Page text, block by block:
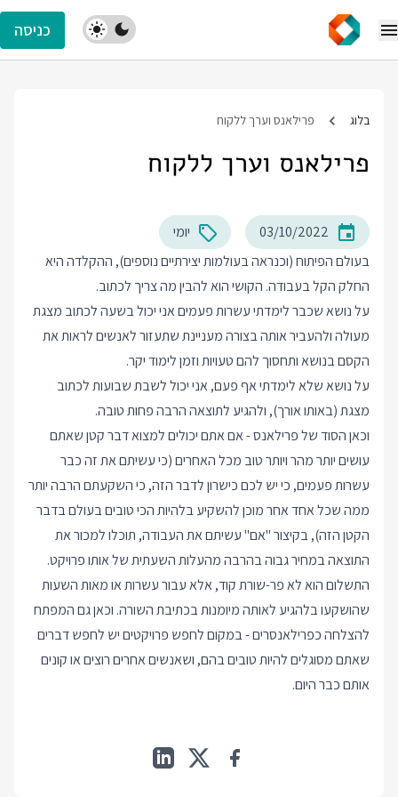
כניסה
בלוג פרילאנס וערך ללקוח
פרילאנס וערך ללקוח
03/10/2022
יומי
בעולם הפיתוח (וכנראה בעולמות יצירתיים נוספים), ההקלדה היא
החלק הקל בעבודה. הקושי הוא להבין מה צריך לכתוב.
על נושא שכבר לימדתי עשרות פעמים אני יכול בשעה לכתוב מצגת
מעולה ולהעביר אותה בצורה מעניינת שתעזור לאנשים לראות את
הקסם בנושא ותחסוך להם טעויות וזמן לימוד יקר.
על נושא שלא לימדתי אף פעם, אני יכול לשבת שבועות לכתוב
מצגת (באותו אורך), ולהגיע לתוצאה הרבה פחות טובה.
וכאן הסוד של פרילאנס - אם אתם יכולים למצוא דבר קטן שאתם
עושים יותר מהר ויותר טוב מכל האחרים (כי עשיתם את זה כבר
עשרות פעמים, כי יש לכם כישרון לדבר הזה, כי השקעתם הרבה יותר
ממה שכל אחד אחר מוכן להשקיע בלהיות הכי טובים בעולם בדבר
הקטן הזה), בקיצור "אם" עשיתם את העבודה, תוכלו למכור את
התוצאה במחיר גבוה בהרבה מהעלות השעתית של אותו פרויקט.
התשלום הוא לא פר-שורת קוד, אלא עבור עשרות או מאות השעות
שהושקעו בלהגיע לאותה מיומנות בכתיבת השורה. וכאן גם המפתח
להצלחה כפרילאנסרים - במקום לחפש פרויקטים יש לחפש דברים
שאתם מסוגלים להיות טובים בהם, ושאנשים אחרים רוצים או קונים
אותם כבר היום.